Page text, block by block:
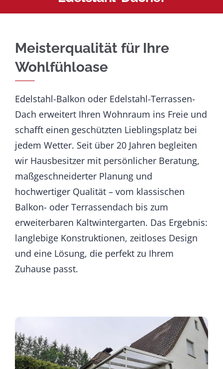
Meisterqualität für Ihre
Wohlfühloase
Edelstahl-Balkon oder Edelstahl-Terrassen-
Dach erweitert Ihren Wohnraum ins Freie und
schafft einen geschützten Lieblingsplatz bei
jedem Wetter. Seit über 20 Jahren begleiten
wir Hausbesitzer mit persönlicher Beratung,
maßgeschneiderter Planung und
hochwertiger Qualität – vom klassischen
Balkon- oder Terrassendach bis zum
erweiterbaren Kaltwintergarten. Das Ergebnis:
langlebige Konstruktionen, zeitloses Design
und eine Lösung, die perfekt zu Ihrem
Zuhause passt.